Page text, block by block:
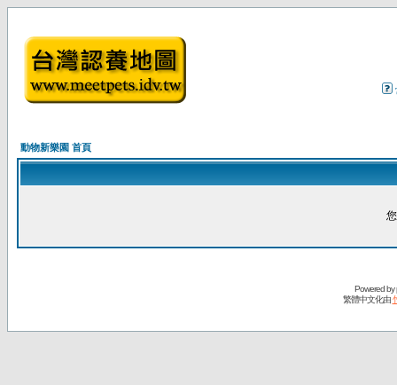
動物新樂園 首頁
Powered by
繁體中文化由